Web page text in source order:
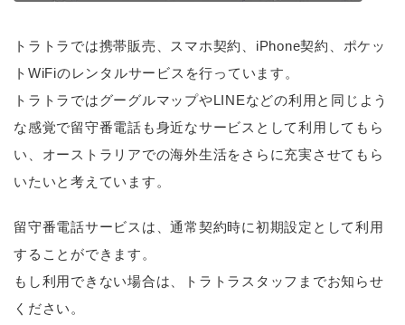
トラトラでは携帯販売、スマホ契約、iPhone契約、ポケッ
トWiFiのレンタルサービスを行っています。
トラトラではグーグルマップやLINEなどの利用と同じよう
な感覚で留守番電話も身近なサービスとして利用してもら
い、オーストラリアでの海外生活をさらに充実させてもら
いたいと考えています。
留守番電話サービスは、通常契約時に初期設定として利用
することができます。
もし利用できない場合は、トラトラスタッフまでお知らせ
ください。